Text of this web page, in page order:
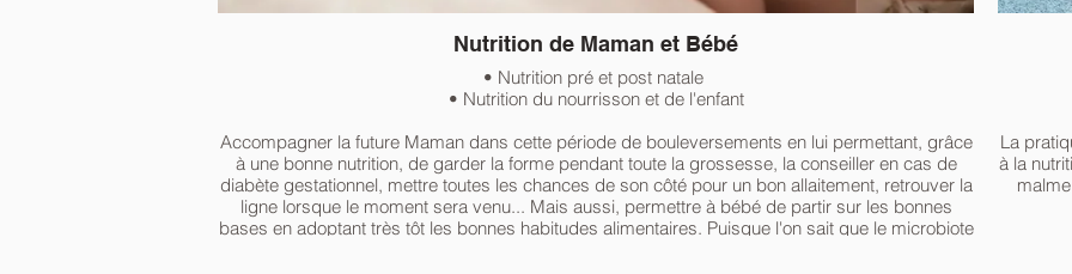
Nutrition de Maman et Bébé
• Nutrition pré et post natale
• Nutrition du nourrisson et de l'enfant
Accompagner la future Maman dans cette période de bouleversements en lui permettant, grâce
à une bonne nutrition, de garder la forme pendant toute la grossesse, la conseiller en cas de
diabète gestationnel, mettre toutes les chances de son côté pour un bon allaitement, retrouver la
ligne lorsque le moment sera venu... Mais aussi, permettre à bébé de partir sur les bonnes
bases en adoptant très tôt les bonnes habitudes alimentaires. Puisque l'on sait que le microbiote
La
à la